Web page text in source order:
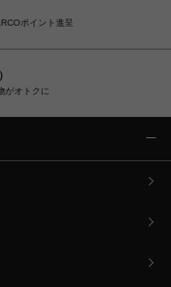
ポイント進呈
がオトクに